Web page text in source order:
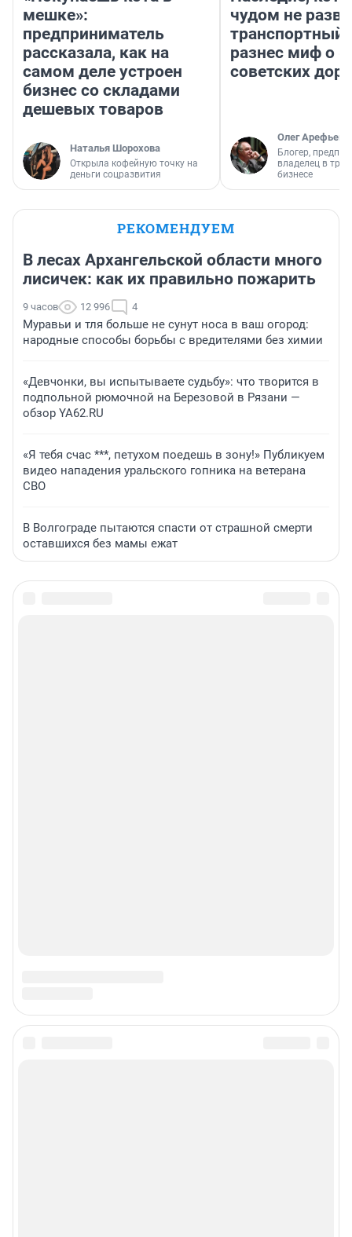
мешке»:
предприниматель
рассказала, как на
самом деле устроен
бизнес со складами
дешевых товаров
Наталья Шорохова
Открыла кофейную точку на
деньги соцразвития
чудом не
транспортный
разнес миф о
советских
Олег Арефьев
Блогер,
владелец в
бизнесе
РЕКОМЕНДУЕМ
В лесах Архангельской области много
лисичек: как их правильно пожарить
9 часов 12 996 4
Муравьи и тля больше не сунут носа в ваш огород:
народные способы борьбы с вредителями без химии
«Девчонки, вы испытываете судьбу»: что творится в
подпольной рюмочной на Березовой в Рязани —
обзор YA62.RU
«Я тебя счас ***, петухом поедешь в зону!» Публикуем
видео нападения уральского гопника на ветерана
СВО
В Волгограде пытаются спасти от страшной смерти
оставшихся без мамы ежат